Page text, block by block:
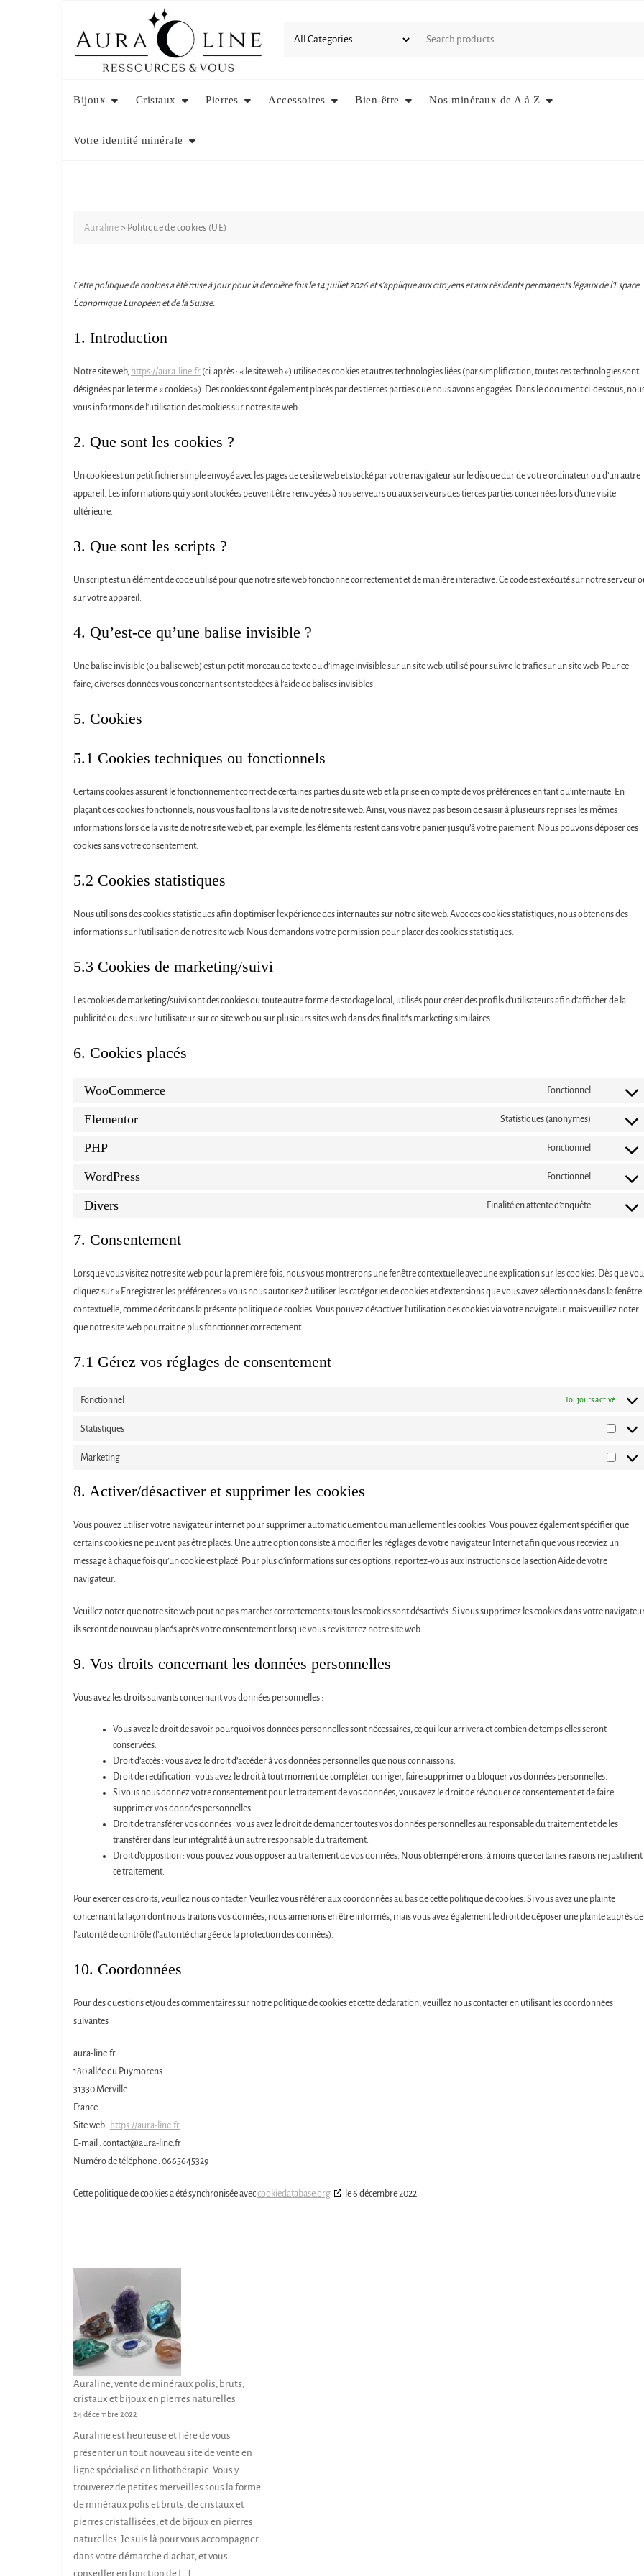
content
Bijoux Cristaux Pierres Accessoires Bien-être Nos minéraux de A à Z
Votre identité minérale
Auraline > Politique de cookies (UE)
Cette politique de cookies a été mise à jour pour la dernière fois le 14 juillet 2026 et s’applique aux citoyens et aux résidents permanents légaux de l’Espace
Économique Européen et de la Suisse.
1. Introduction
Notre site web, https://aura-line.fr (ci-après : « le site web ») utilise des cookies et autres technologies liées (par simplification, toutes ces technologies sont
désignées par le terme « cookies »). Des cookies sont également placés par des tierces parties que nous avons engagées. Dans le document ci-dessous,
vous informons de l’utilisation des cookies sur notre site web.
2. Que sont les cookies ?
Un cookie est un petit fichier simple envoyé avec les pages de ce site web et stocké par votre navigateur sur le disque dur de votre ordinateur ou d’un autre
appareil. Les informations qui y sont stockées peuvent être renvoyées à nos serveurs ou aux serveurs des tierces parties concernées lors d’une visite
ultérieure.
3. Que sont les scripts ?
Un script est un élément de code utilisé pour que notre site web fonctionne correctement et de manière interactive. Ce code est exécuté sur notre serveur
sur votre appareil.
4. Qu’est-ce qu’une balise invisible ?
Une balise invisible (ou balise web) est un petit morceau de texte ou d’image invisible sur un site web, utilisé pour suivre le trafic sur un site web. Pour ce
faire, diverses données vous concernant sont stockées à l’aide de balises invisibles.
5. Cookies
5.1 Cookies techniques ou fonctionnels
Certains cookies assurent le fonctionnement correct de certaines parties du site web et la prise en compte de vos préférences en tant qu’internaute. En
plaçant des cookies fonctionnels, nous vous facilitons la visite de notre site web. Ainsi, vous n’avez pas besoin de saisir à plusieurs reprises les mêmes
informations lors de la visite de notre site web et, par exemple, les éléments restent dans votre panier jusqu’à votre paiement. Nous pouvons déposer ces
cookies sans votre consentement.
5.2 Cookies statistiques
Nous utilisons des cookies statistiques afin d’optimiser l’expérience des internautes sur notre site web. Avec ces cookies statistiques, nous obtenons des
informations sur l’utilisation de notre site web. Nous demandons votre permission pour placer des cookies statistiques.
5.3 Cookies de marketing/suivi
Les cookies de marketing/suivi sont des cookies ou toute autre forme de stockage local, utilisés pour créer des profils d’utilisateurs afin d’afficher de la
publicité ou de suivre l’utilisateur sur ce site web ou sur plusieurs sites web dans des finalités marketing similaires.
6. Cookies placés
WooCommerce Fonctionnel
Consent
Elementor Statistiques (anonymes)
Consent
PHP Fonctionnel
Consent
WordPress Fonctionnel
Consent
Divers Finalité en attente d’enquête
Consent
7. Consentement
Lorsque vous visitez notre site web pour la première fois, nous vous montrerons une fenêtre contextuelle avec une explication sur les cookies. Dès que
cliquez sur « Enregistrer les préférences » vous nous autorisez à utiliser les catégories de cookies et d’extensions que vous avez sélectionnés dans la fenêtre
contextuelle, comme décrit dans la présente politique de cookies. Vous pouvez désactiver l’utilisation des cookies via votre navigateur, mais veuillez noter
que notre site web pourrait ne plus fonctionner correctement.
7.1 Gérez vos réglages de consentement
Fonctionnel Toujours activé
Statistiques
Marketing
8. Activer/désactiver et supprimer les cookies
Vous pouvez utiliser votre navigateur internet pour supprimer automatiquement ou manuellement les cookies. Vous pouvez également spécifier que
certains cookies ne peuvent pas être placés. Une autre option consiste à modifier les réglages de votre navigateur Internet afin que vous receviez un
message à chaque fois qu’un cookie est placé. Pour plus d’informations sur ces options, reportez-vous aux instructions de la section Aide de votre
navigateur.
Veuillez noter que notre site web peut ne pas marcher correctement si tous les cookies sont désactivés. Si vous supprimez les cookies dans votre
ils seront de nouveau placés après votre consentement lorsque vous revisiterez notre site web.
9. Vos droits concernant les données personnelles
Vous avez les droits suivants concernant vos données personnelles :
Vous avez le droit de savoir pourquoi vos données personnelles sont nécessaires, ce qui leur arrivera et combien de temps elles seront
conservées.
Droit d’accès : vous avez le droit d’accéder à vos données personnelles que nous connaissons.
Droit de rectification : vous avez le droit à tout moment de compléter, corriger, faire supprimer ou bloquer vos données personnelles.
Si vous nous donnez votre consentement pour le traitement de vos données, vous avez le droit de révoquer ce consentement et de faire
supprimer vos données personnelles.
Droit de transférer vos données : vous avez le droit de demander toutes vos données personnelles au responsable du traitement et de les
transférer dans leur intégralité à un autre responsable du traitement.
Droit d’opposition : vous pouvez vous opposer au traitement de vos données. Nous obtempérerons, à moins que certaines raisons ne justifient
ce traitement.
Pour exercer ces droits, veuillez nous contacter. Veuillez vous référer aux coordonnées au bas de cette politique de cookies. Si vous avez une plainte
concernant la façon dont nous traitons vos données, nous aimerions en être informés, mais vous avez également le droit de déposer une plainte auprès de
l’autorité de contrôle (l’autorité chargée de la protection des données).
10. Coordonnées
Pour des questions et/ou des commentaires sur notre politique de cookies et cette déclaration, veuillez nous contacter en utilisant les coordonnées
suivantes :
aura-line.fr
180 allée du Puymorens
31330 Merville
France
Site web : https://aura-line.fr
E-mail : contact@aura-line.fr
Numéro de téléphone : 0665645329
Cette politique de cookies a été synchronisée aveccookiedatabase.org le 6 décembre 2022.
Auraline, vente de minéraux polis, bruts,
cristaux et bijoux en pierres naturelles
24 décembre 2022
Auraline est heureuse et fière de vous
présenter un tout nouveau site de vente en
ligne spécialisé en lithothérapie. Vous y
trouverez de petites merveilles sous la forme
de minéraux polis et bruts, de cristaux et
pierres cristallisées, et de bijoux en pierres
naturelles. Je suis là pour vous accompagner
dans votre démarche d’achat, et vous
conseiller en fonction de […]